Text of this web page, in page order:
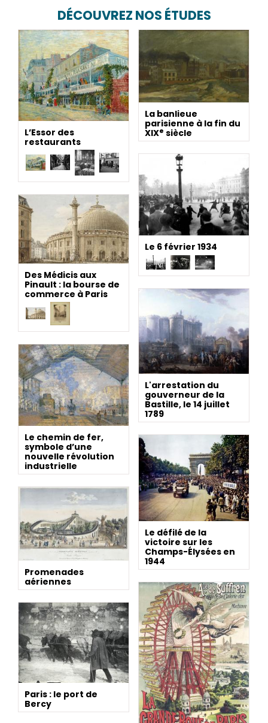
DÉCOUVREZ NOS ÉTUDES
L’Essor des
restaurants
La banlieue
parisienne à la fin du
XIXe siècle
Le 6 février 1934
Des Médicis aux
Pinault : la bourse de
commerce à Paris
L'arrestation du
gouverneur de la
Bastille, le 14 juillet
1789
Le chemin de fer,
symbole d’une
nouvelle révolution
industrielle
Le défilé de la
victoire sur les
Champs-Élysées en
1944
Promenades
aériennes
Paris : le port de
Bercy